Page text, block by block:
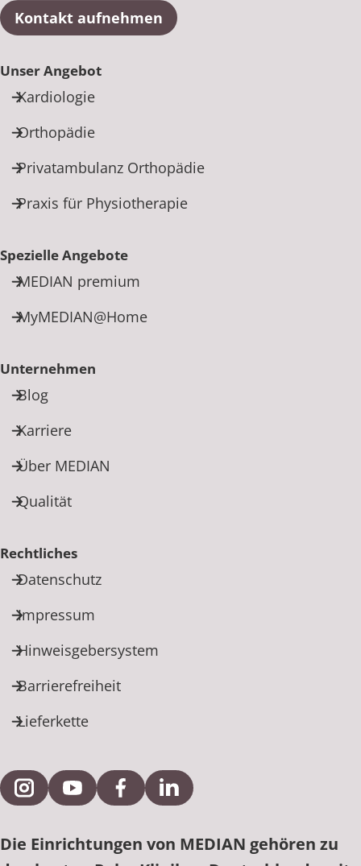
Kontakt aufnehmen
Unser Angebot
Kardiologie
Orthopädie
Privatambulanz Orthopädie
Praxis für Physiotherapie
Spezielle Angebote
MEDIAN premium
MyMEDIAN@Home
Unternehmen
Blog
Karriere
Über MEDIAN
Qualität
Rechtliches
Datenschutz
Impressum
Hinweisgebersystem
Barrierefreiheit
Lieferkette
Externe Verlinkung zu Instagram
Externe Verlinkung zu YouTube
Externe Verlinkung zu Facebook
Externe Verlinkung zu
Die Einrichtungen von MEDIAN gehören zu